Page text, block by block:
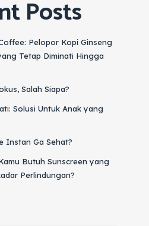
Posts
Pelopor Kopi Ginseng
Tetap Diminati Hingga
Salah Siapa?
Solusi Untuk Anak yang
Instan Ga Sehat?
Butuh Sunscreen yang
Perlindungan?